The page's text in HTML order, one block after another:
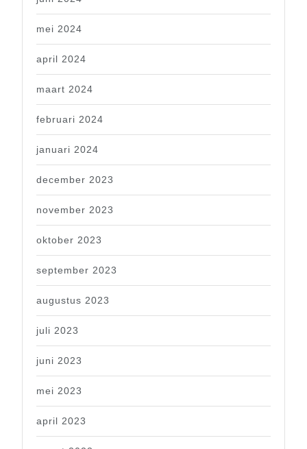
mei 2024
april 2024
maart 2024
februari 2024
januari 2024
december 2023
november 2023
oktober 2023
september 2023
augustus 2023
juli 2023
juni 2023
mei 2023
april 2023